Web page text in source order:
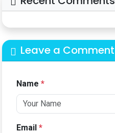
Leave a Comment
Name *
Email *